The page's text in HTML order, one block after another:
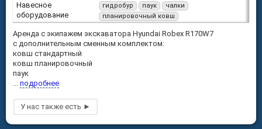
Навесное
оборудование
гидробур паук
чалки
планировочный ковш
Аренда с экипажем экскаватора Hyundai Robex R170W7
c дополнительным сменным комплектом:
ковш стандартный
ковш планировочный
паук
... подробнее